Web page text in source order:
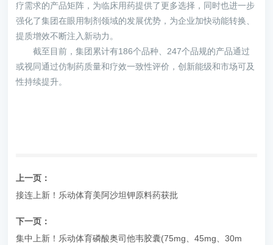
疗需求的产品矩阵，为临床用药提供了更多选择，同时也进一步
强化了集团在眼用制剂领域的发展优势，为企业加快动能转换、
提质增效不断注入新动力。
截至目前，集团累计有186个品种、247个品规的产品通过
或视同通过仿制药质量和疗效一致性评价，创新能级和市场可及
性持续提升。
上一页：
接连上新！乐动体育美阿沙坦钾原料药获批
下一页：
集中上新！乐动体育磷酸奥司他韦胶囊(75mg、45mg、30m